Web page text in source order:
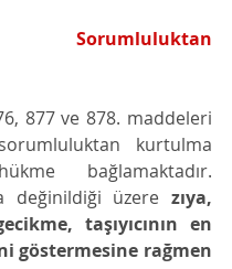
Sorumluluktan
877 ve 878. maddeleri
sorumluluktan kurtulma
bağlamaktadır.
değinildiği üzere zıya,
taşıyıcının en
göstermesine rağmen